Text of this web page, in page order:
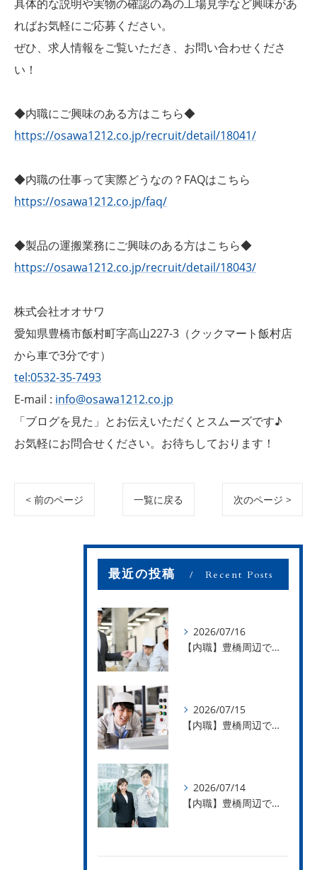
具体的な説明や実物の確認の為の工場見学など興味があ
ればお気軽にご応募ください。
ぜひ、求人情報をご覧いただき、お問い合わせくださ
い！
◆内職にご興味のある方はこちら◆
https://osawa1212.co.jp/recruit/detail/18041/
◆内職の仕事って実際どうなの？FAQはこちら
https://osawa1212.co.jp/faq/
◆製品の運搬業務にご興味のある方はこちら◆
https://osawa1212.co.jp/recruit/detail/18043/
株式会社オオサワ
愛知県豊橋市飯村町字高山227-3（クックマート飯村店
から車で3分です）
tel:0532-35-7493
E-mail : info@osawa1212.co.jp
「ブログを見た」とお伝えいただくとスムーズです♪
お気軽にお問合せください。お待ちしております！
< 前のページ 一覧に戻る 次のページ >
最近の投稿 Recent Posts
2026/07/16
【内職】豊橋周辺で内職のお仕事を探している方募集中！【お仕事の内容】
2026/07/15
【内職】豊橋周辺で内職のお仕事を探している方募集中！【急な学級閉鎖も安心】
2026/07/14
【内職】豊橋周辺で内職のお仕事を探している方募集中！【内職さまのお声②】